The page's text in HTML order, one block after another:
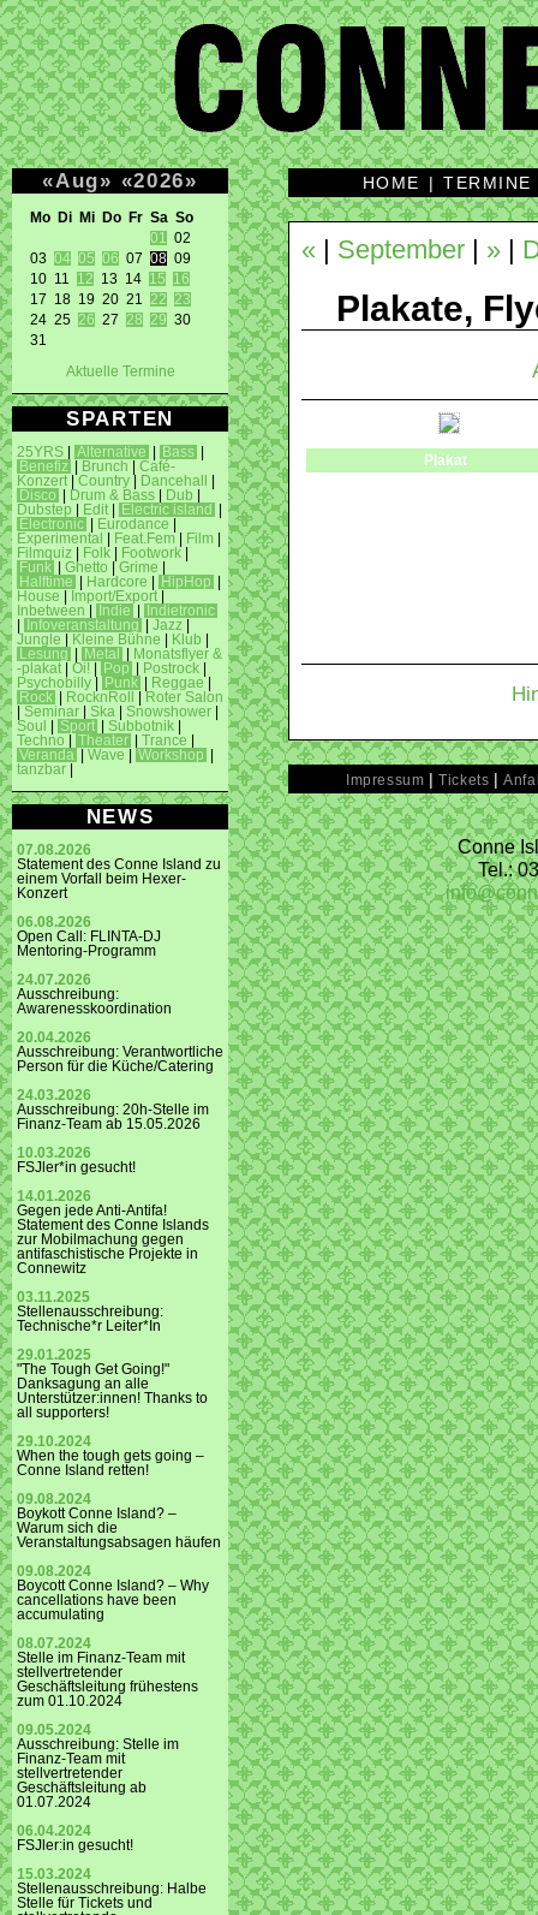
«Aug» «2026»
Mo Di Mi Do Fr Sa So
01
02
03 04 05 06 07 08 09
10 11 12 13 14 15
16
17 18 19 20 21 22
23
24 25 26 27 28 29 30
31
Aktuelle Termine
SPARTEN
25YRS Alternative Bass
Benefiz
Brunch
Café-
Konzert
Country Dancehall
Disco
Drum & Bass Dub
Dubstep
Edit Electric island
Electronic
Eurodance
Experimental
Feat.Fem Film
Filmquiz
Folk Footwork
Funk
Ghetto Grime
Halftime
Hardcore HipHop
House
Import/Export
Inbetween
Indie
Indietronic
Infoveranstaltung Jazz
Jungle
Kleine Bühne Klub
Lesung
Metal
Monatsflyer &
-plakat
Oi! Pop Postrock
Psychobilly
Punk Reggae
Rock
RocknRoll
Roter Salon
Seminar Ska Snowshower
Soul
Sport Subbotnik
Techno
Theater Trance
Veranda
Wave Workshop
tanzbar
NEWS
07.08.2026
Statement des Conne Island zu
einem Vorfall beim Hexer-
Konzert
06.08.2026
Open Call: FLINTA-DJ
Mentoring-Programm
24.07.2026
Ausschreibung:
Awarenesskoordination
20.04.2026
Ausschreibung: Verantwortliche
Person für die Küche/Catering
24.03.2026
Ausschreibung: 20h-Stelle im
Finanz-Team ab 15.05.2026
10.03.2026
FSJler*in gesucht!
14.01.2026
Gegen jede Anti-Antifa!
Statement des Conne Islands
zur Mobilmachung gegen
antifaschistische Projekte in
Connewitz
03.11.2025
Stellenausschreibung:
Technische*r Leiter*In
29.01.2025
"The Tough Get Going!"
Danksagung an alle
Unterstützer:innen! Thanks to
all supporters!
29.10.2024
When the tough gets going –
Conne Island retten!
09.08.2024
Boykott Conne Island? –
Warum sich die
Veranstaltungsabsagen häufen
09.08.2024
Boycott Conne Island? – Why
cancellations have been
accumulating
08.07.2024
Stelle im Finanz-Team mit
stellvertretender
Geschäftsleitung frühestens
zum 01.10.2024
09.05.2024
Ausschreibung: Stelle im
Finanz-Team mit
stellvertretender
Geschäftsleitung ab
01.07.2024
06.04.2024
FSJler:in gesucht!
15.03.2024
Stellenausschreibung: Halbe
Stelle für Tickets und
HOME |TERMINE
« September »
Plakate,
Plakat
Impressum |Tickets |
Conne
Tel.: